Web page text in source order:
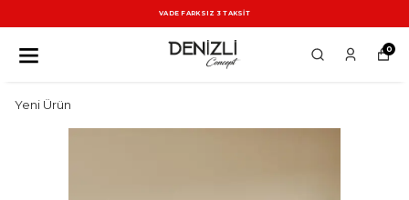
VADE FARKSIZ 3 TAKSİT
0
Yeni Ürün